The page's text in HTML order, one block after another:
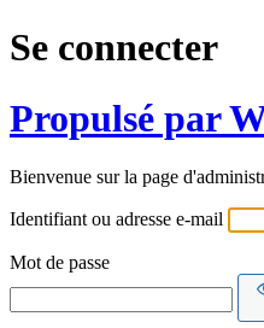
Se connecter
Propulsé par
Bienvenue sur la page
Identifiant ou adresse e-mail
Mot de passe